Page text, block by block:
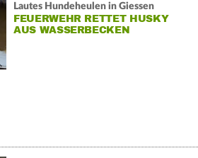
Lautes Hundeheulen in Giessen
FEUERWEHR RETTET HUSKY
AUS WASSERBECKEN